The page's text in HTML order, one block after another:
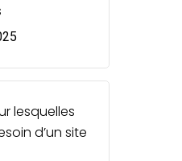
lesquelles
d’un site